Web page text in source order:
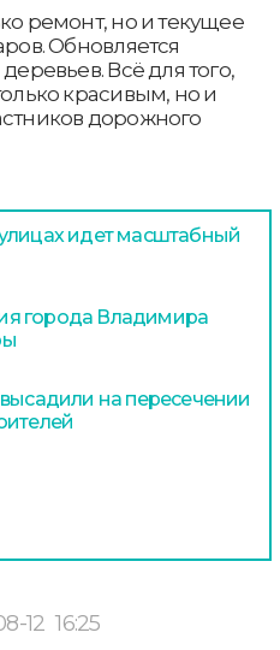
ремонт, но и текущее
Обновляется
Всё для того,
красивым, но и
дорожного
идет масштабный
города Владимира
на пересечении
12 16:25